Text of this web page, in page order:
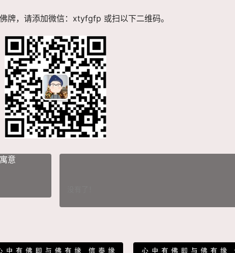
牌，请添加微信：xtyfgfp 或扫以下二维码。
意